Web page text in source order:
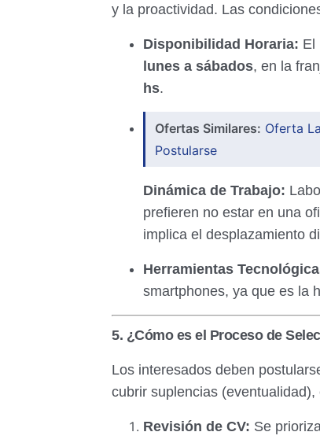
y la proactividad. Las
Disponibilidad Horaria: El
lunes a sábados, en la
hs.
Ofertas Similares: Oferta
Postularse
Dinámica de Trabajo:
prefieren no estar en una
implica el desplazamiento
Herramientas
smartphones, ya que es la
5. ¿Cómo es el Proceso de
Los interesados deben
cubrir suplencias
Revisión de CV: Se